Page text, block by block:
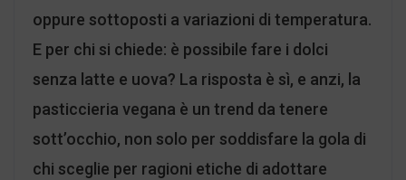
oppure sottoposti a variazioni di temperatura.
E per chi si chiede: è possibile fare i dolci
senza latte e uova? La risposta è sì, e anzi, la
pasticcieria vegana è un trend da tenere
sott’occhio, non solo per soddisfare la gola di
chi sceglie per ragioni etiche di adottare